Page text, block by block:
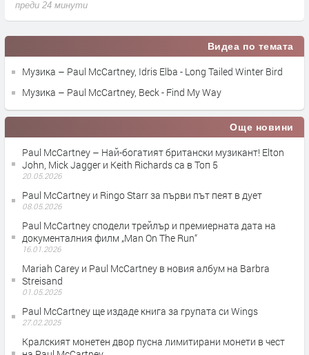
преди 24 минути
Видеа по темата
Музика – Paul McCartney, Idris Elba - Long Tailed Winter Bird
Музика – Paul McCartney, Beck - Find My Way
Още новини
Paul McCartney – Най-богатият британски музикант! Elton
John, Mick Jagger и Keith Richards са в Топ 5
20.05.2026
Paul McCartney и Ringo Starr за първи път пеят в дует
08.05.2026
Paul McCartney сподели трейлър и премиерната дата на
документалния филм „Man On The Run“
16.01.2026
Mariah Carey и Paul McCartney в новия албум на Barbra
Streisand
01.05.2025
Paul McCartney ще издаде книга за групата си Wings
27.02.2025
Кралският монетен двор пусна лимитирани монети в чест